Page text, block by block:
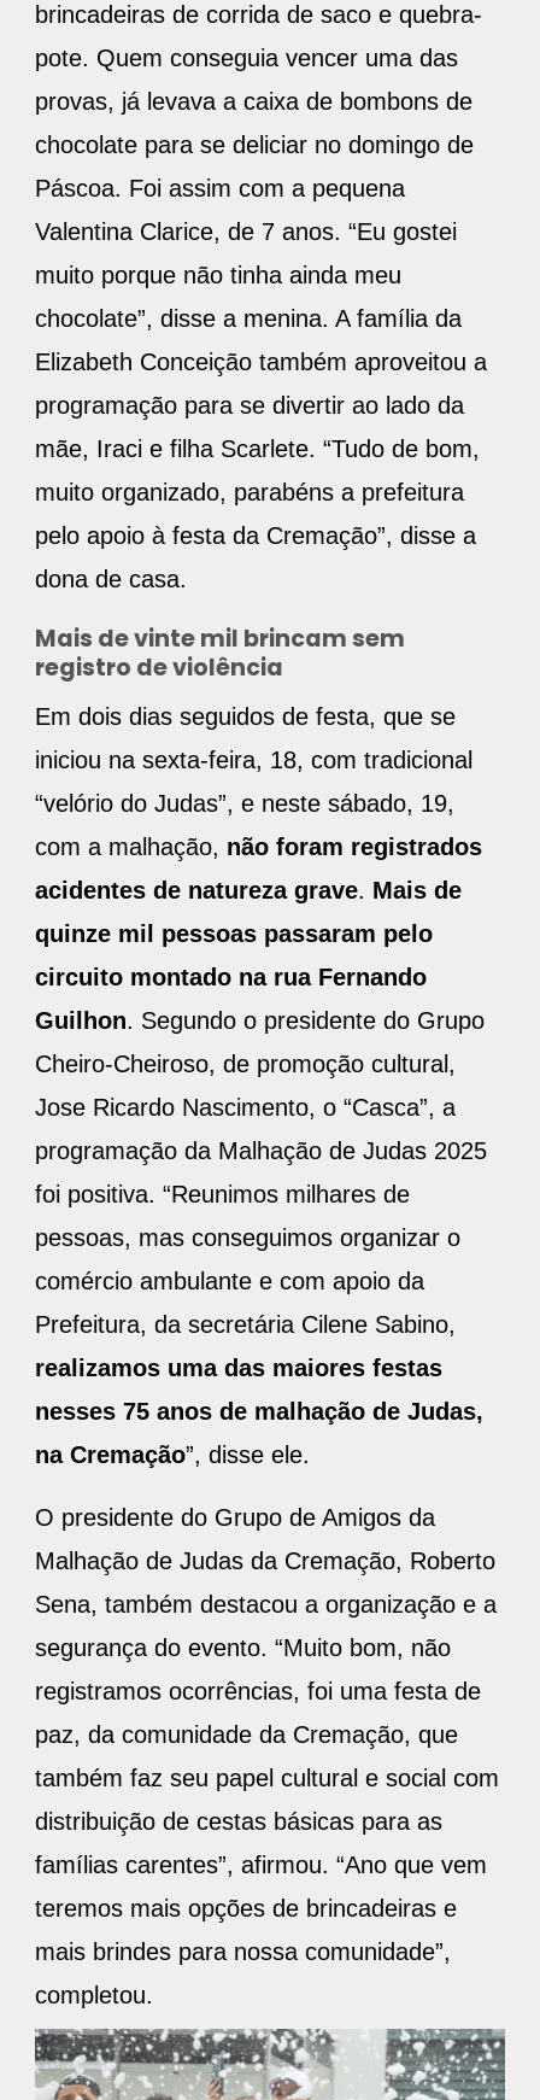
brincadeiras de corrida de saco e quebra-
pote. Quem conseguia vencer uma das
provas, já levava a caixa de bombons de
chocolate para se deliciar no domingo de
Páscoa. Foi assim com a pequena
Valentina Clarice, de 7 anos. “Eu gostei
muito porque não tinha ainda meu
chocolate”, disse a menina. A família da
Elizabeth Conceição também aproveitou a
programação para se divertir ao lado da
mãe, Iraci e filha Scarlete. “Tudo de bom,
muito organizado, parabéns a prefeitura
pelo apoio à festa da Cremação”, disse a
dona de casa.
Mais de vinte mil brincam sem
registro de violência
Em dois dias seguidos de festa, que se
iniciou na sexta-feira, 18, com tradicional
“velório do Judas”, e neste sábado, 19,
com a malhação, não foram registrados
acidentes de natureza grave. Mais de
quinze mil pessoas passaram pelo
circuito montado na rua Fernando
Guilhon. Segundo o presidente do Grupo
Cheiro-Cheiroso, de promoção cultural,
Jose Ricardo Nascimento, o “Casca”, a
programação da Malhação de Judas 2025
foi positiva. “Reunimos milhares de
pessoas, mas conseguimos organizar o
comércio ambulante e com apoio da
Prefeitura, da secretária Cilene Sabino,
realizamos uma das maiores festas
nesses 75 anos de malhação de Judas,
na Cremação”, disse ele.
O presidente do Grupo de Amigos da
Malhação de Judas da Cremação, Roberto
Sena, também destacou a organização e a
segurança do evento. “Muito bom, não
registramos ocorrências, foi uma festa de
paz, da comunidade da Cremação, que
também faz seu papel cultural e social com
distribuição de cestas básicas para as
famílias carentes”, afirmou. “Ano que vem
teremos mais opções de brincadeiras e
mais brindes para nossa comunidade”,
completou.